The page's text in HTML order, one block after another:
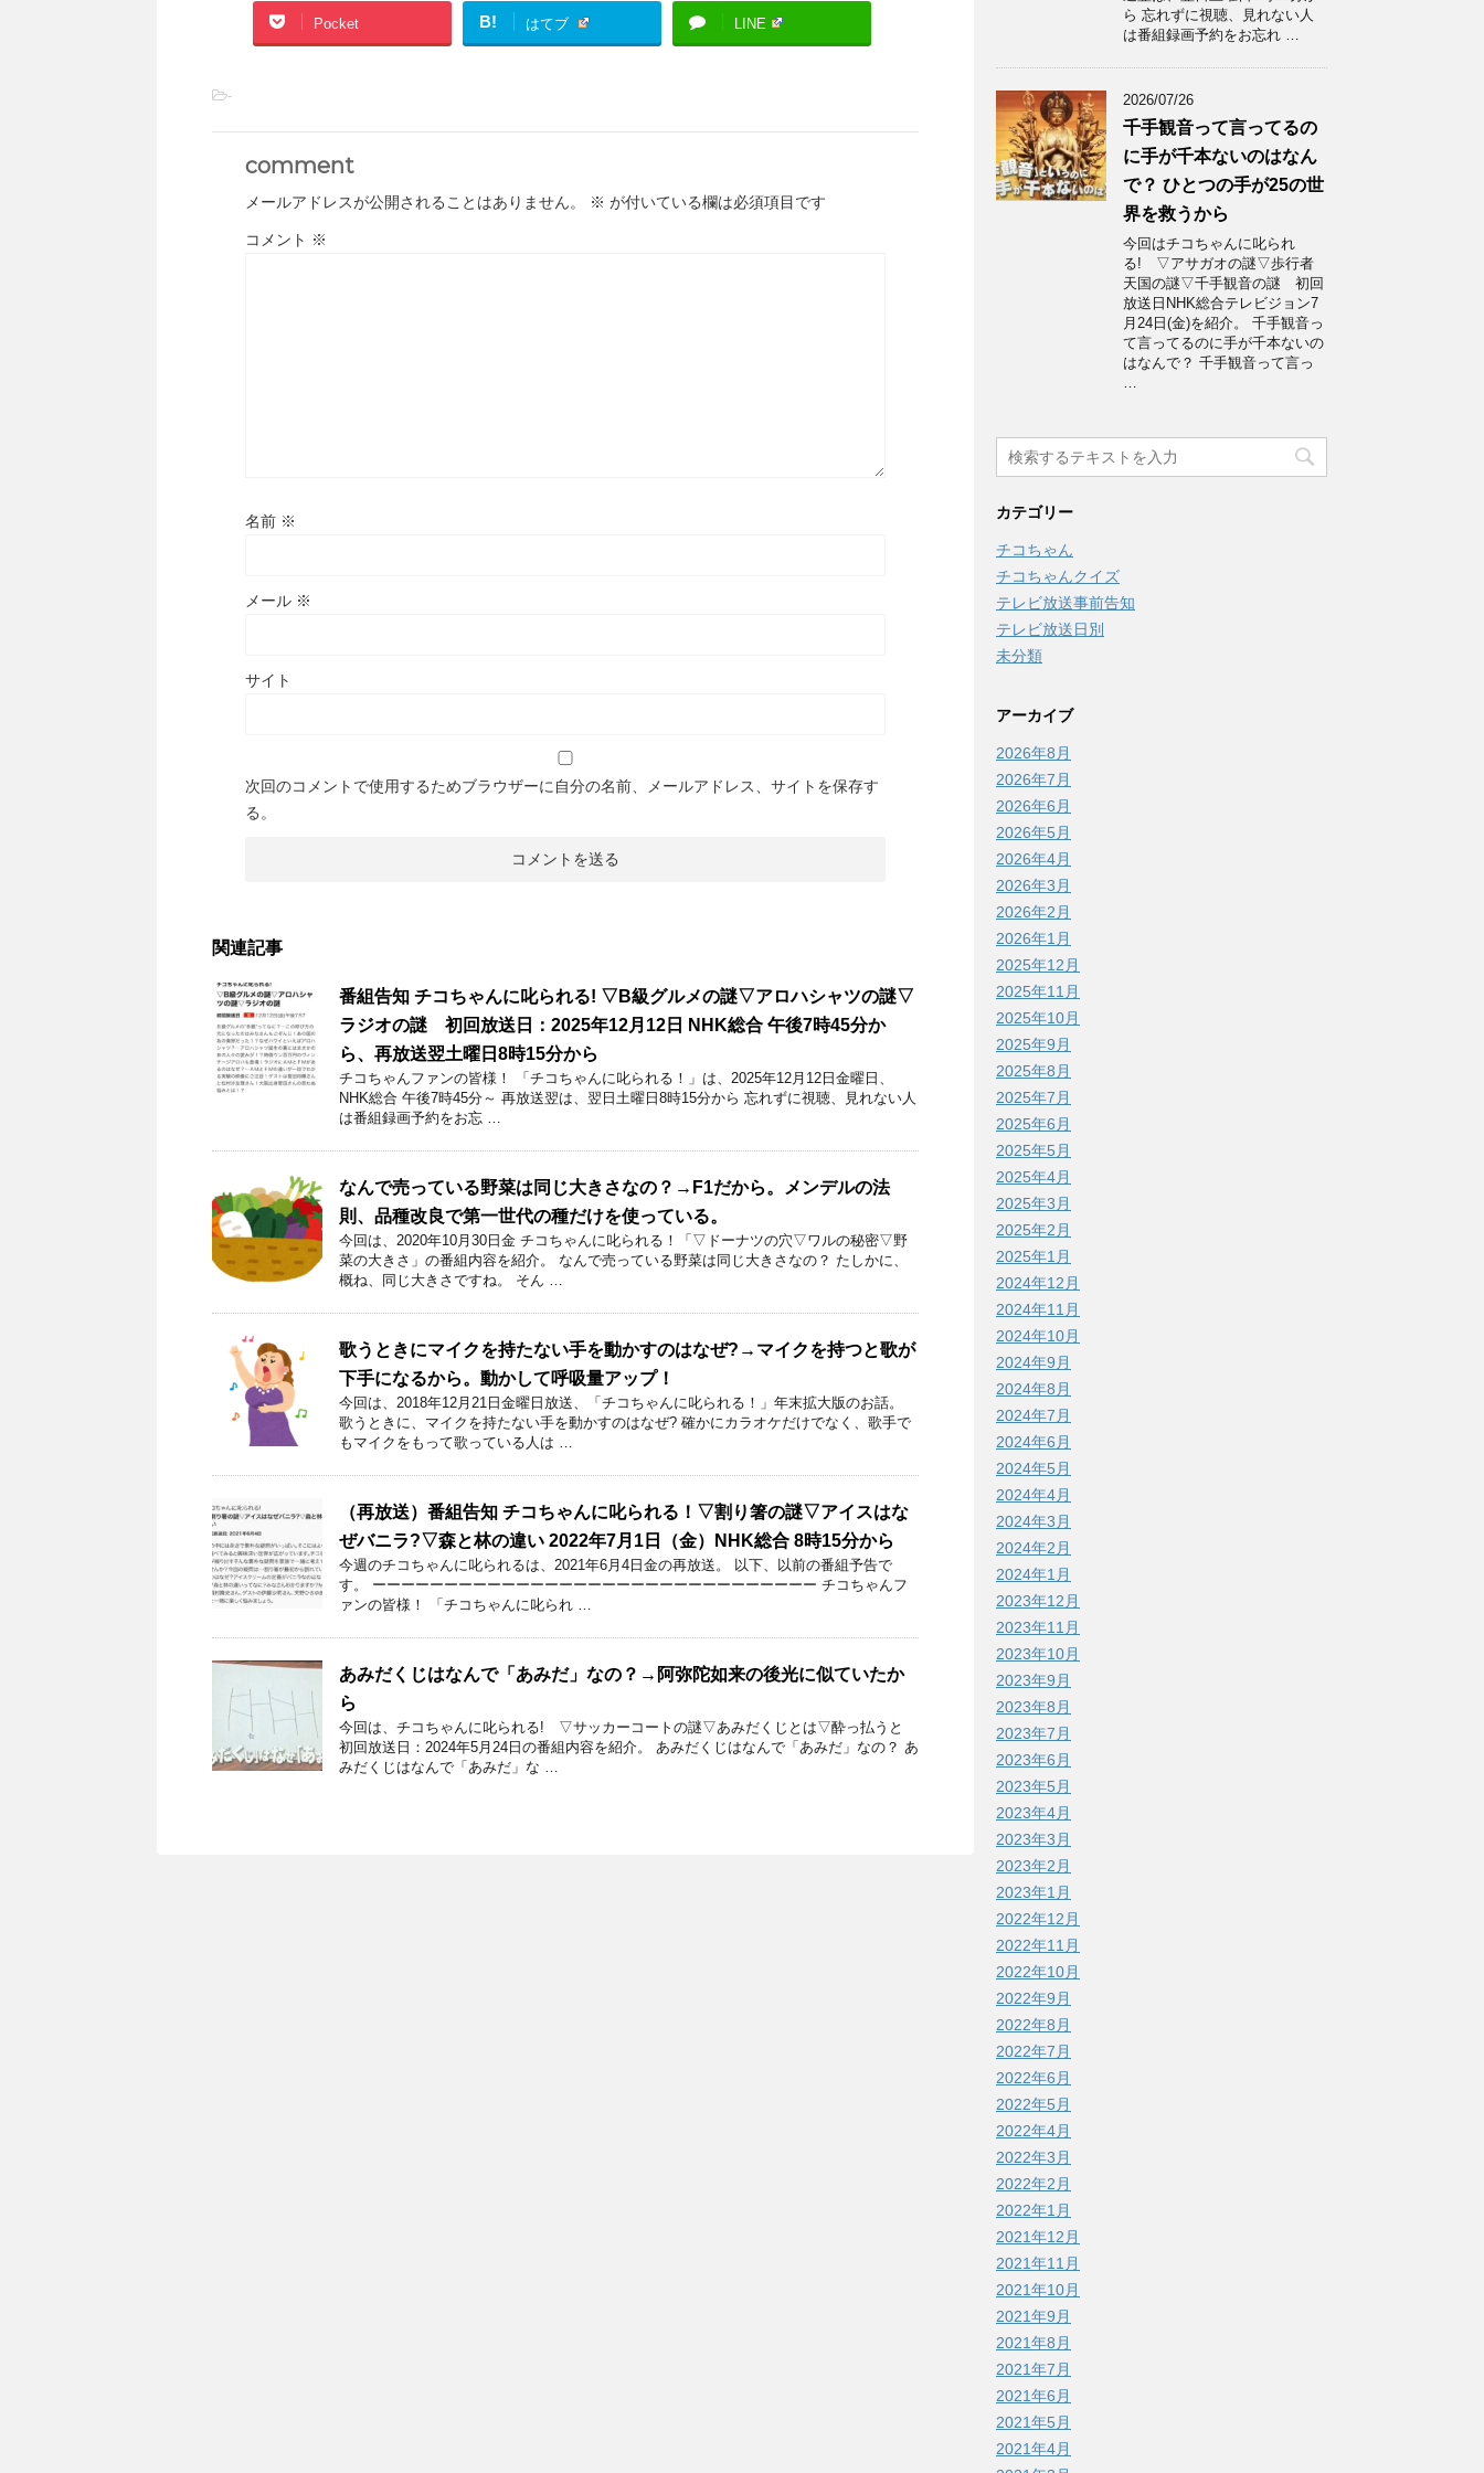
Pocket B! はてブ LINE
-
comment
メールアドレスが公開されることはありません。 ※ が付いている欄は必須項目です
コメント ※
名前 ※
メール ※
サイト
次回のコメントで使用するためブラウザーに自分の名前、メールアドレス、サイトを保存す
る。
関連記事
番組告知 チコちゃんに叱られる! ▽B級グルメの謎▽アロハシャツの謎▽
ラジオの謎 初回放送日：2025年12月12日 NHK総合 午後7時45分か
ら、再放送翌土曜日8時15分から
チコちゃんファンの皆様！ 「チコちゃんに叱られる！」​は、2025年12月12日金曜日、
NHK総合 午後7時45分～ 再放送翌は、翌日土曜日8時15分から 忘れずに視聴、見れない人
は番組録画予約をお忘 …
なんで売っている野菜は同じ大きさなの？→F1だから。メンデルの法
則、品種改良で第一世代の種だけを使っている。
今回は、2020年10月30日金 チコちゃんに叱られる！「▽ドーナツの穴▽ワルの秘密▽野
菜の大きさ」の番組内容を紹介。 なんで売っている野菜は同じ大きさなの？ たしかに、
概ね、同じ大きさですね。 そん …
歌うときにマイクを持たない手を動かすのはなぜ?→マイクを持つと歌が
下手になるから。動かして呼吸量アップ！
今回は、2018年12月21日金曜日放送、「チコちゃんに叱られる！」年末拡大版のお話。
歌うときに、マイクを持たない手を動かすのはなぜ? 確かにカラオケだけでなく、歌手で
もマイクをもって歌っている人は …
（再放送）番組告知 チコちゃんに叱られる！▽割り箸の謎▽アイスはな
ぜバニラ?▽森と林の違い 2022年7月1日（金）NHK総合 8時15分から
今週のチコちゃんに叱られるは、2021年6月4日金の再放送。 以下、以前の番組予告で
す。 ーーーーーーーーーーーーーーーーーーーーーーーーーーーーーーー チコちゃんフ
ァンの皆様！ 「チコちゃんに叱られ …
あみだくじはなんで「あみだ」なの？→阿弥陀如来の後光に似ていたか
ら
今回は、チコちゃんに叱られる! ▽サッカーコートの謎▽あみだくじとは▽酔っ払うと
初回放送日：2024年5月24日の番組内容を紹介。 あみだくじはなんで「あみだ」なの？ あ
みだくじはなんで「あみだ」な …
ら 忘れずに視聴、見れない人
は番組録画予約をお忘れ …
2026/07/26
千手観音って言ってるの
に手が千本ないのはなん
で？ ひとつの手が25の世
界を救うから
今回はチコちゃんに叱られ
る! ▽アサガオの謎▽歩行者
天国の謎▽千手観音の謎 初回
放送日NHK総合テレビジョン7
月24日(金)を紹介。 千手観音っ
て言ってるのに手が千本ないの
はなんで？ 千手観音って言っ
…
カテゴリー
チコちゃん
チコちゃんクイズ
テレビ放送事前告知
テレビ放送日別
未分類
アーカイブ
2026年8月
2026年7月
2026年6月
2026年5月
2026年4月
2026年3月
2026年2月
2026年1月
2025年12月
2025年11月
2025年10月
2025年9月
2025年8月
2025年7月
2025年6月
2025年5月
2025年4月
2025年3月
2025年2月
2025年1月
2024年12月
2024年11月
2024年10月
2024年9月
2024年8月
2024年7月
2024年6月
2024年5月
2024年4月
2024年3月
2024年2月
2024年1月
2023年12月
2023年11月
2023年10月
2023年9月
2023年8月
2023年7月
2023年6月
2023年5月
2023年4月
2023年3月
2023年2月
2023年1月
2022年12月
2022年11月
2022年10月
2022年9月
2022年8月
2022年7月
2022年6月
2022年5月
2022年4月
2022年3月
2022年2月
2022年1月
2021年12月
2021年11月
2021年10月
2021年9月
2021年8月
2021年7月
2021年6月
2021年5月
2021年4月